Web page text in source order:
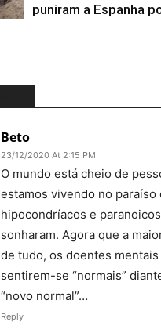
puniram a Espanha
Beto
23/12/2020 At 2:15 PM
O mundo está cheio de
estamos vivendo no paraíso
hipocondríacos e
sonharam. Agora que a
de tudo, os doentes mentais
sentirem-se “normais”
“novo normal”…
Reply